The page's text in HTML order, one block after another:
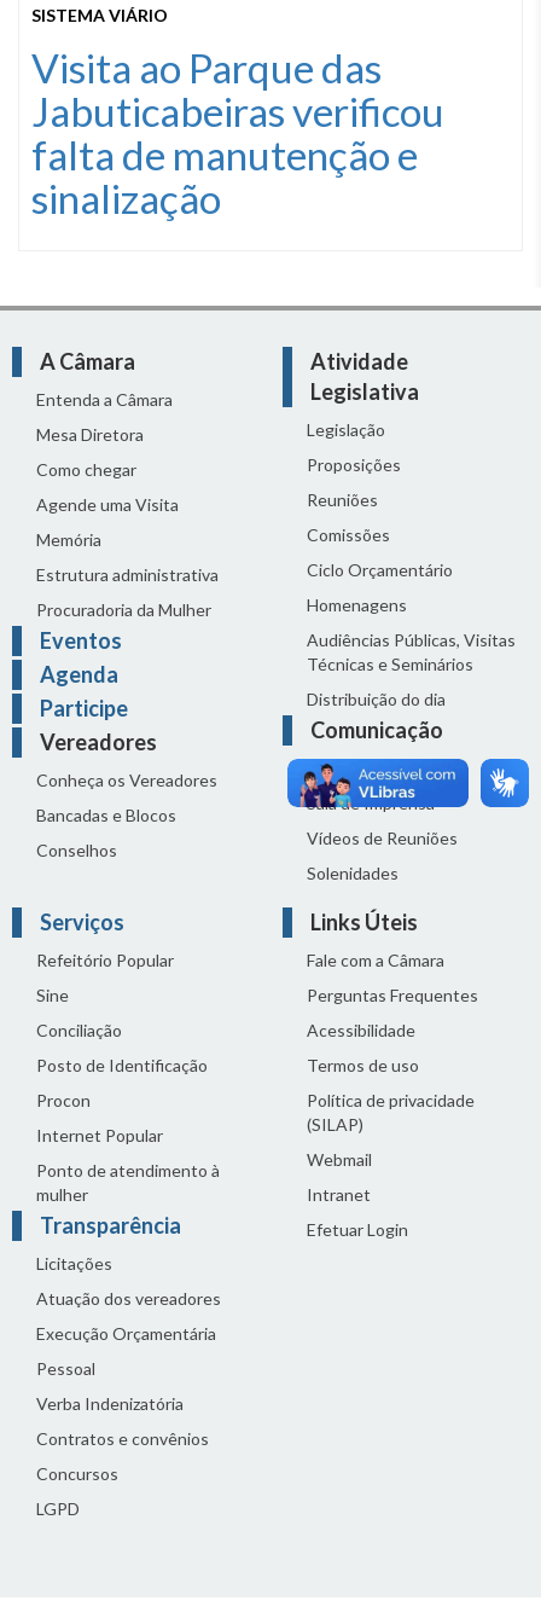
SISTEMA VIÁRIO
Visita ao Parque das
Jabuticabeiras verificou
falta de manutenção e
sinalização
A Câmara
Entenda a Câmara
Mesa Diretora
Como chegar
Agende uma Visita
Memória
Estrutura administrativa
Procuradoria da Mulher
Eventos
Agenda
Participe
Vereadores
Conheça os Vereadores
Bancadas e Blocos
Conselhos
Atividade
Legislativa
Legislação
Proposições
Reuniões
Comissões
Ciclo Orçamentário
Homenagens
Audiências Públicas, Visitas
Técnicas e Seminários
Distribuição do dia
Comunicação
Notícias
Sala de Imprensa
Vídeos de Reuniões
Solenidades
Serviços
Refeitório Popular
Sine
Conciliação
Posto de Identificação
Procon
Internet Popular
Ponto de atendimento à
mulher
Transparência
Licitações
Atuação dos vereadores
Execução Orçamentária
Pessoal
Verba Indenizatória
Contratos e convênios
Concursos
LGPD
Links Úteis
Fale com a Câmara
Perguntas Frequentes
Acessibilidade
Termos de uso
Política de privacidade
(SILAP)
Webmail
Intranet
Efetuar Login